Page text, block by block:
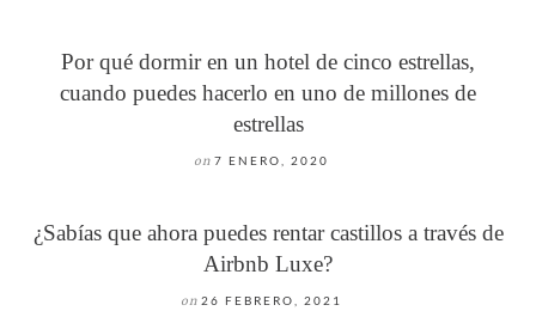
Por qué dormir en un hotel de cinco estrellas,
cuando puedes hacerlo en uno de millones de
estrellas
on 7 ENERO, 2020
¿Sabías que ahora puedes rentar castillos a través de
Airbnb Luxe?
on 26 FEBRERO, 2021